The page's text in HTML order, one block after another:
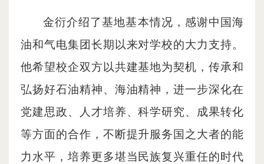
金衍介绍了基地基本情况，感谢中国海
油和气电集团长期以来对学校的大力支持。
他希望校企双方以共建基地为契机，传承和
弘扬好石油精神、海油精神，进一步深化在
党建思政、人才培养、科学研究、成果转化
等方面的合作，不断提升服务国之大者的能
力水平，培养更多堪当民族复兴重任的时代